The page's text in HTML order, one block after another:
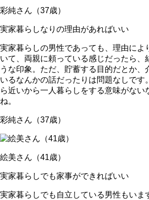
彩純さん（37歳）
実家暮らしなりの理由があればいい
実家暮らしの男性であっても、理由によ
いて、両親に頼っている感じだったら、
うな印象。ただ、貯蓄する目的だとか、
いるなんかの話だったりは問題なしです
ら近いから一人暮らしをする意味がない
ね。
彩純さん（37歳）
絵美さん（41歳）
実家暮らしでも家事ができればいい
実家暮らしでも自立している男性もいま